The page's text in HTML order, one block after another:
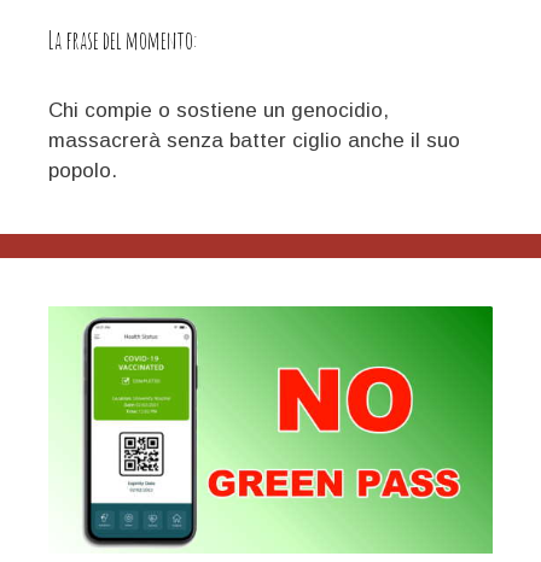
La frase del momento:
Chi compie o sostiene un genocidio,
massacrerà senza batter ciglio anche il suo
popolo.